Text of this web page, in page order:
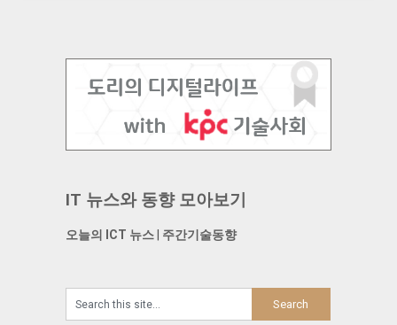
IT 뉴스와 동향 모아보기
오늘의 ICT 뉴스| 주간기술동향